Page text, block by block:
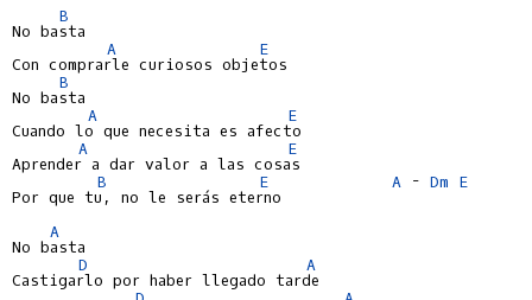
B
No basta
A
E
Con comprarle curiosos objetos
B
No basta
A
E
Cuando lo que necesita es afecto
A
E
Aprender a dar valor a las cosas
B
E A - Dm E
Por que tu, no le serás eterno
A
No basta
D
A
Castigarlo por haber llegado tarde